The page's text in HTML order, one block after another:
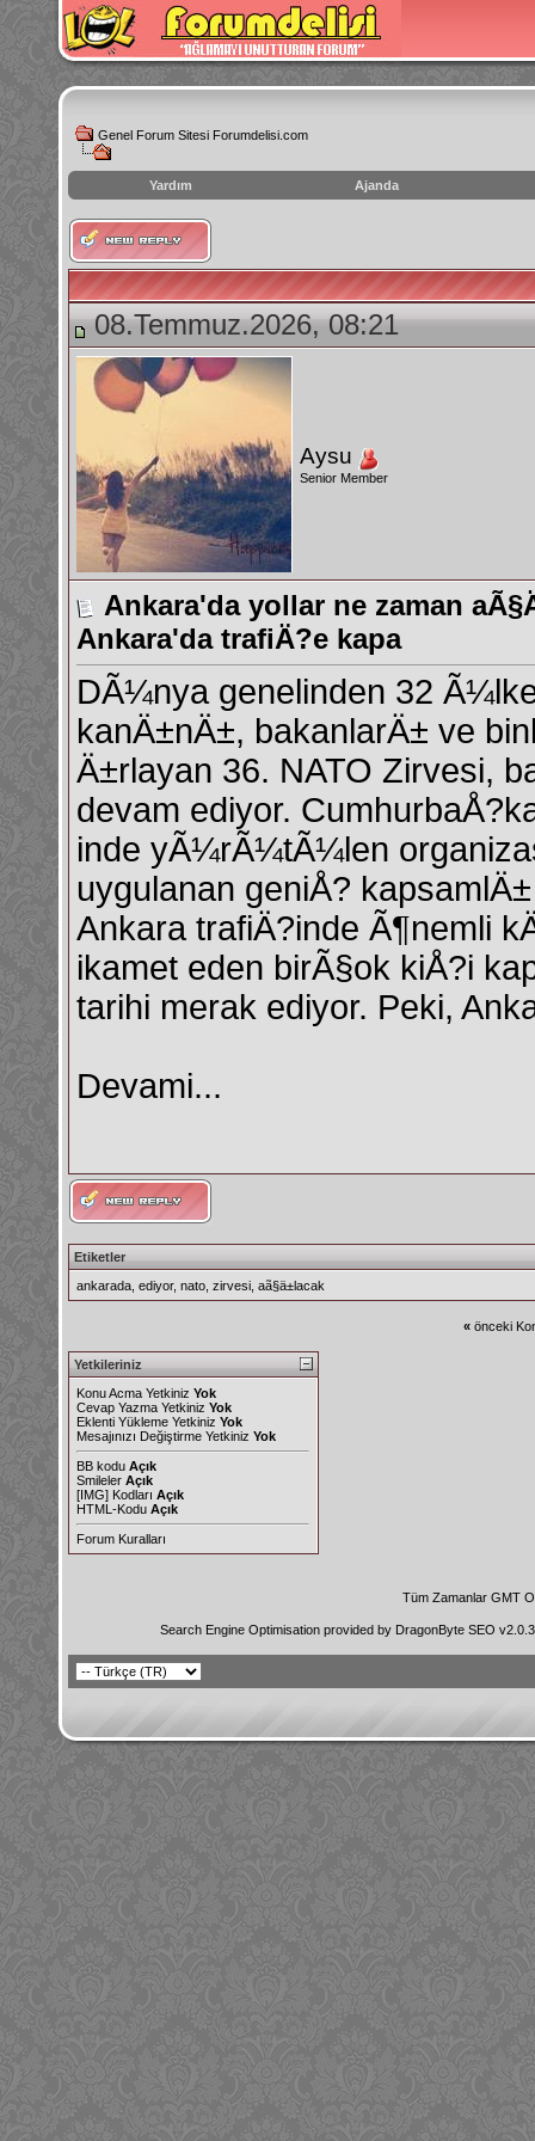
Genel Forum Sitesi Forumdelisi.com
Yardım Ajanda
instagram
izlenme
hilesi
08.Temmuz.2026, 08:21
Aysu
Senior Member
Ankara'da yollar ne zaman
Ankara'da trafiÄ?e kapa
DÃ¼nya genelinden 32
kanÄ±nÄ±, bakanlarÄ± ve
Ä±rlayan 36. NATO Zirvesi,
devam ediyor.
inde yÃ¼rÃ¼tÃ¼len
uygulanan geniÅ?
Ankara trafiÄ?inde Ã¶nemli
ikamet eden birÃ§ok kiÅ?i
tarihi merak ediyor. Peki,
Devami...
Etiketler
ankarada ediyor, nato zirvesi aã§ä±lacak
« önceki
Yetkileriniz
Konu Acma Yetkiniz Yok
Cevap Yazma Yetkiniz Yok
Eklenti Yükleme Yetkiniz Yok
Mesajınızı Değiştirme Yetkiniz Yok
BB kodu Açık
Smileler Açık
[IMG] Kodları Açık
HTML-Kodu Açık
Forum Kuralları
Tüm Zamanlar GMT
Search Engine Optimisation provided by DragonByte SEO